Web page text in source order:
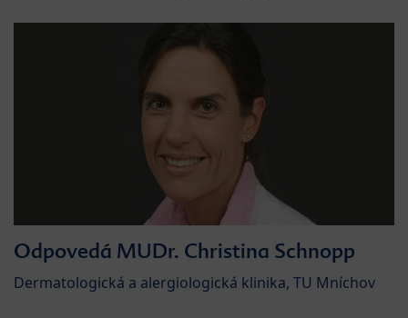
Odpovedá MUDr. Christina Schnopp
Dermatologická a alergiologická klinika, TU Mníchov